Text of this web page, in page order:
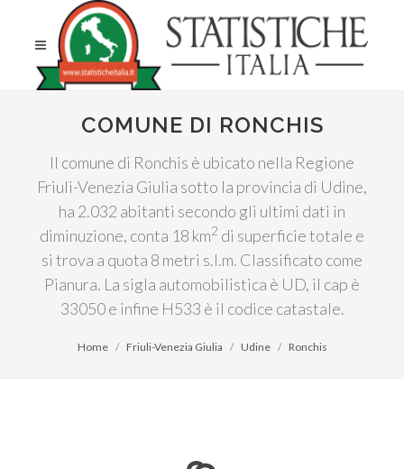
COMUNE DI RONCHIS
Il comune di Ronchis è ubicato nella Regione
Friuli-Venezia Giulia sotto la provincia di Udine,
ha 2.032 abitanti secondo gli ultimi dati in
diminuzione, conta 18 km2 di superficie totale e
si trova a quota 8 metri s.l.m. Classificato come
Pianura. La sigla automobilistica è UD, il cap è
33050 e infine H533 è il codice catastale.
Home Friuli-Venezia Giulia Udine Ronchis